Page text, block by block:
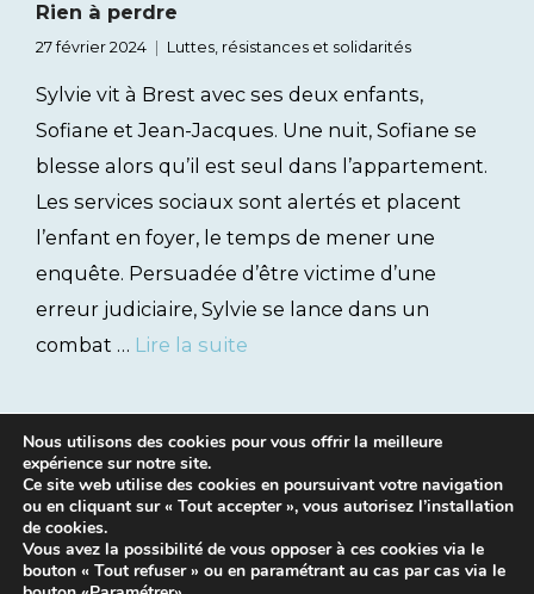
Rien à perdre
27 février 2024 Luttes, résistances et solidarités
Sylvie vit à Brest avec ses deux enfants,
Sofiane et Jean-Jacques. Une nuit, Sofiane se
blesse alors qu’il est seul dans l’appartement.
Les services sociaux sont alertés et placent
l’enfant en foyer, le temps de mener une
enquête. Persuadée d’être victime d’une
erreur judiciaire, Sylvie se lance dans un
combat … Lire la suite
Mentions légales
Nous utilisons des cookies pour vous offrir la meilleure
expérience sur notre site.
Ce site web utilise des cookies en poursuivant votre navigation
ou en cliquant sur « Tout accepter », vous autorisez l’installation
de cookies.
Vous avez la possibilité de vous opposer à ces cookies via le
bouton « Tout refuser » ou en paramétrant au cas par cas via le